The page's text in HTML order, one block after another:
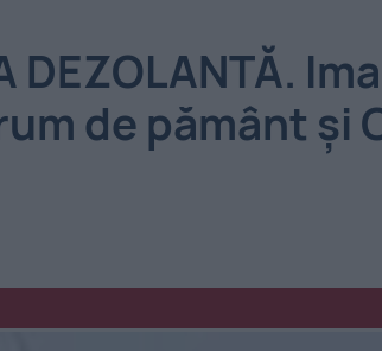
DEZOLANTĂ.
de pământ şi